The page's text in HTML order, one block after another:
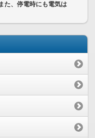
た、停電時にも電気は